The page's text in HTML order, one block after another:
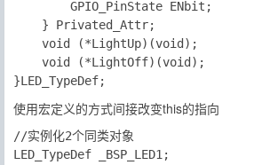
使用宏定义的方式间接改变this的指向
//实例化2个同类对象
LED_TypeDef _BSP_LED1;